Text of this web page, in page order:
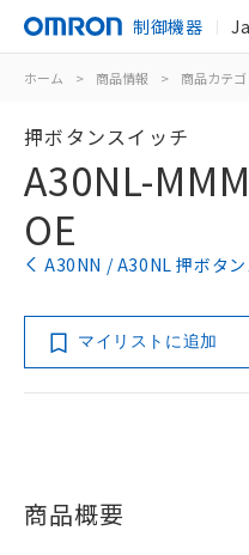
制御機器
ホーム > 商品情報 > 商品カテゴ
押ボタンスイッチ
A30NL-
OE
A30NN / A30NL 押ボタ
マイリストに追加
商品概要